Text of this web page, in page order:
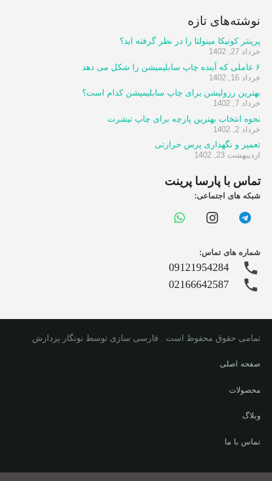
نوشته‌های تازه
پرینتر کونیکا مینولتا را در نظر گرفته اید؟
خرداد 27, 1402
۶ عاملی که آینده چاپ سابلیمیشن را شکل می دهد
خرداد 16, 1402
بهترین رزولیشن برای چاپ سابلیمیشن کدام است؟
خرداد 7, 1402
نحوه انتخاب بهترین پارچه برای چاپ تیشرت
خرداد 2, 1402
تعمیر و نگهداری پرس حرارتی
اردیبهشت 23, 1402
تماس با پارسا پرینت
شبکه های اجتماعی:
شماره های تماس:
phone
09121954284
phone
02166642587
تمامی حقوق محفوظ است . فارسی سازی توسط نونگار پردازش
صفحه اصلی
محصولات
وبلاگ
تماس با ما